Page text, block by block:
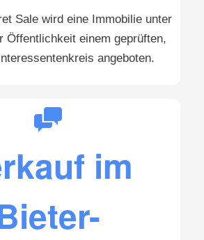
Sale wird eine Immobilie unter
Öffentlichkeit einem geprüften,
angeboten.
im